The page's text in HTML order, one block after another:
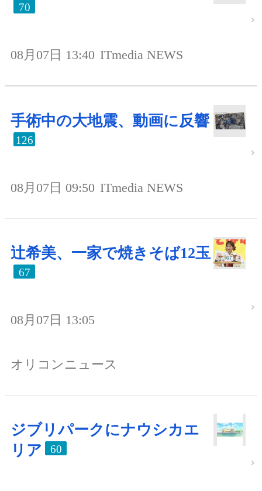
70
08月07日 13:40 ITmedia NEWS
手術中の大地震、動画に反響
126
08月07日 09:50 ITmedia NEWS
辻希美、一家で焼きそば12玉
67
08月07日 13:05
オリコンニュース
ジブリパークにナウシカエ
リア
60